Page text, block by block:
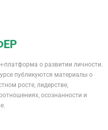
платформа о развитии личности.
публикуются материалы о
росте, лидерстве,
осознанности и